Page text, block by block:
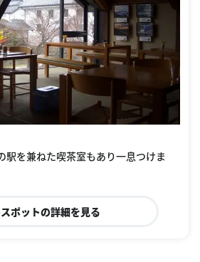
駅を兼ねた喫茶室もあり一息つけま
ポットの詳細を見る